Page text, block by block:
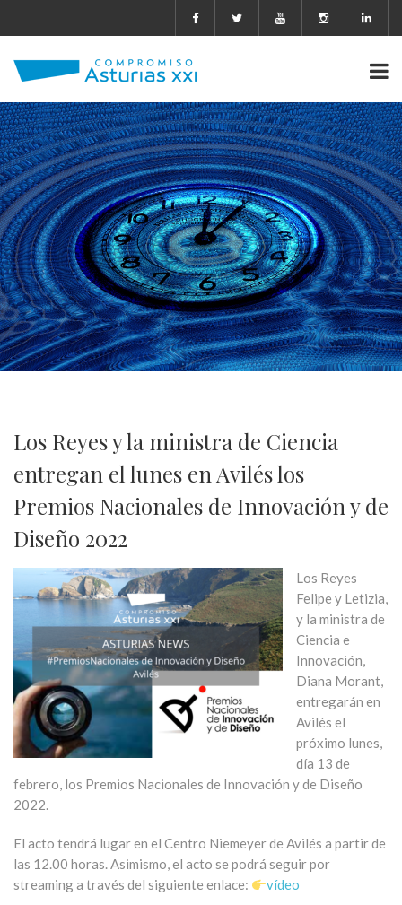
Los Reyes y la ministra de Ciencia
entregan el lunes en Avilés los
Premios Nacionales de Innovación y de
Diseño 2022
Los Reyes
Felipe y Letizia,
y la ministra de
Ciencia e
Innovación,
Diana Morant,
entregarán en
Avilés el
próximo lunes,
día 13 de
febrero, los Premios Nacionales de Innovación y de Diseño
2022.
El acto tendrá lugar en el Centro Niemeyer de Avilés a partir de
las 12.00 horas. Asimismo, el acto se podrá seguir por
streaming a través del siguiente enlace:
vídeo